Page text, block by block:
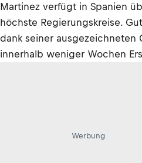
Martinez verfügt in Spanien
höchste Regierungskreise.
dank seiner ausgezeichneten
innerhalb weniger Wochen
Werbung